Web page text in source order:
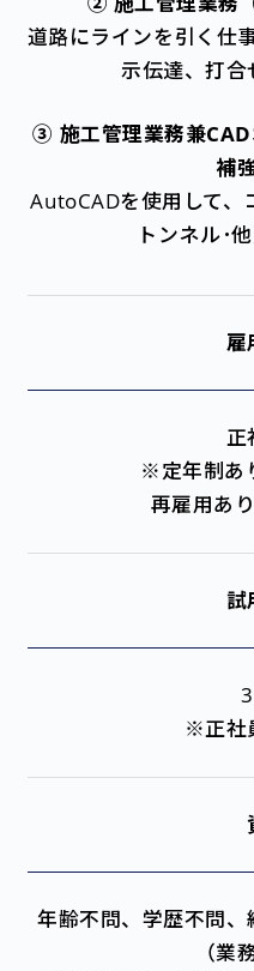
道路にラインを引く仕
示伝達、打合
③ 施工管理業務兼CAD
補
AutoCADを使用して、
トンネル･
雇
※定年制あ
再雇用あ
試
※正社
年齢不問、学歴不問
（業